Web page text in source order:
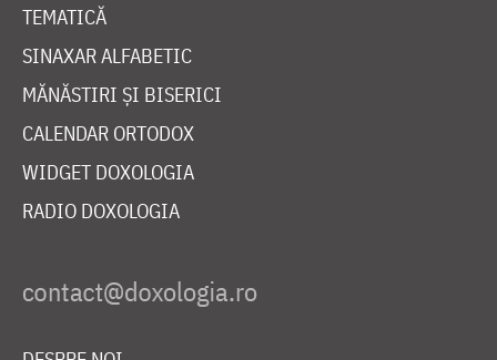
TEMATICĂ
SINAXAR ALFABETIC
MĂNĂSTIRI ȘI BISERICI
CALENDAR ORTODOX
WIDGET DOXOLOGIA
RADIO DOXOLOGIA